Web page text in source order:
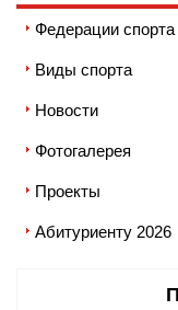
Федерации спорта
Виды спорта
Новости
Фотогалерея
Проекты
Абитуриенту 2026